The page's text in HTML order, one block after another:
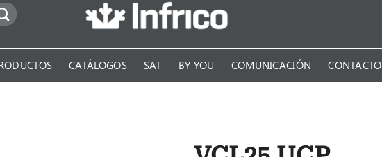
CATÁLOGOS SAT BY YOU COMUNICACIÓN CONTACTO